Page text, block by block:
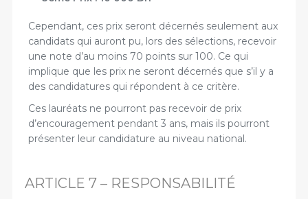
Cependant, ces prix seront décernés seulement aux
candidats qui auront pu, lors des sélections, recevoir
une note d’au moins 70 points sur 100. Ce qui
implique que les prix ne seront décernés que s’il y a
des candidatures qui répondent à ce critère.
Ces lauréats ne pourront pas recevoir de prix
d’encouragement pendant 3 ans, mais ils pourront
présenter leur candidature au niveau national.
ARTICLE 7 – RESPONSABILITÉ